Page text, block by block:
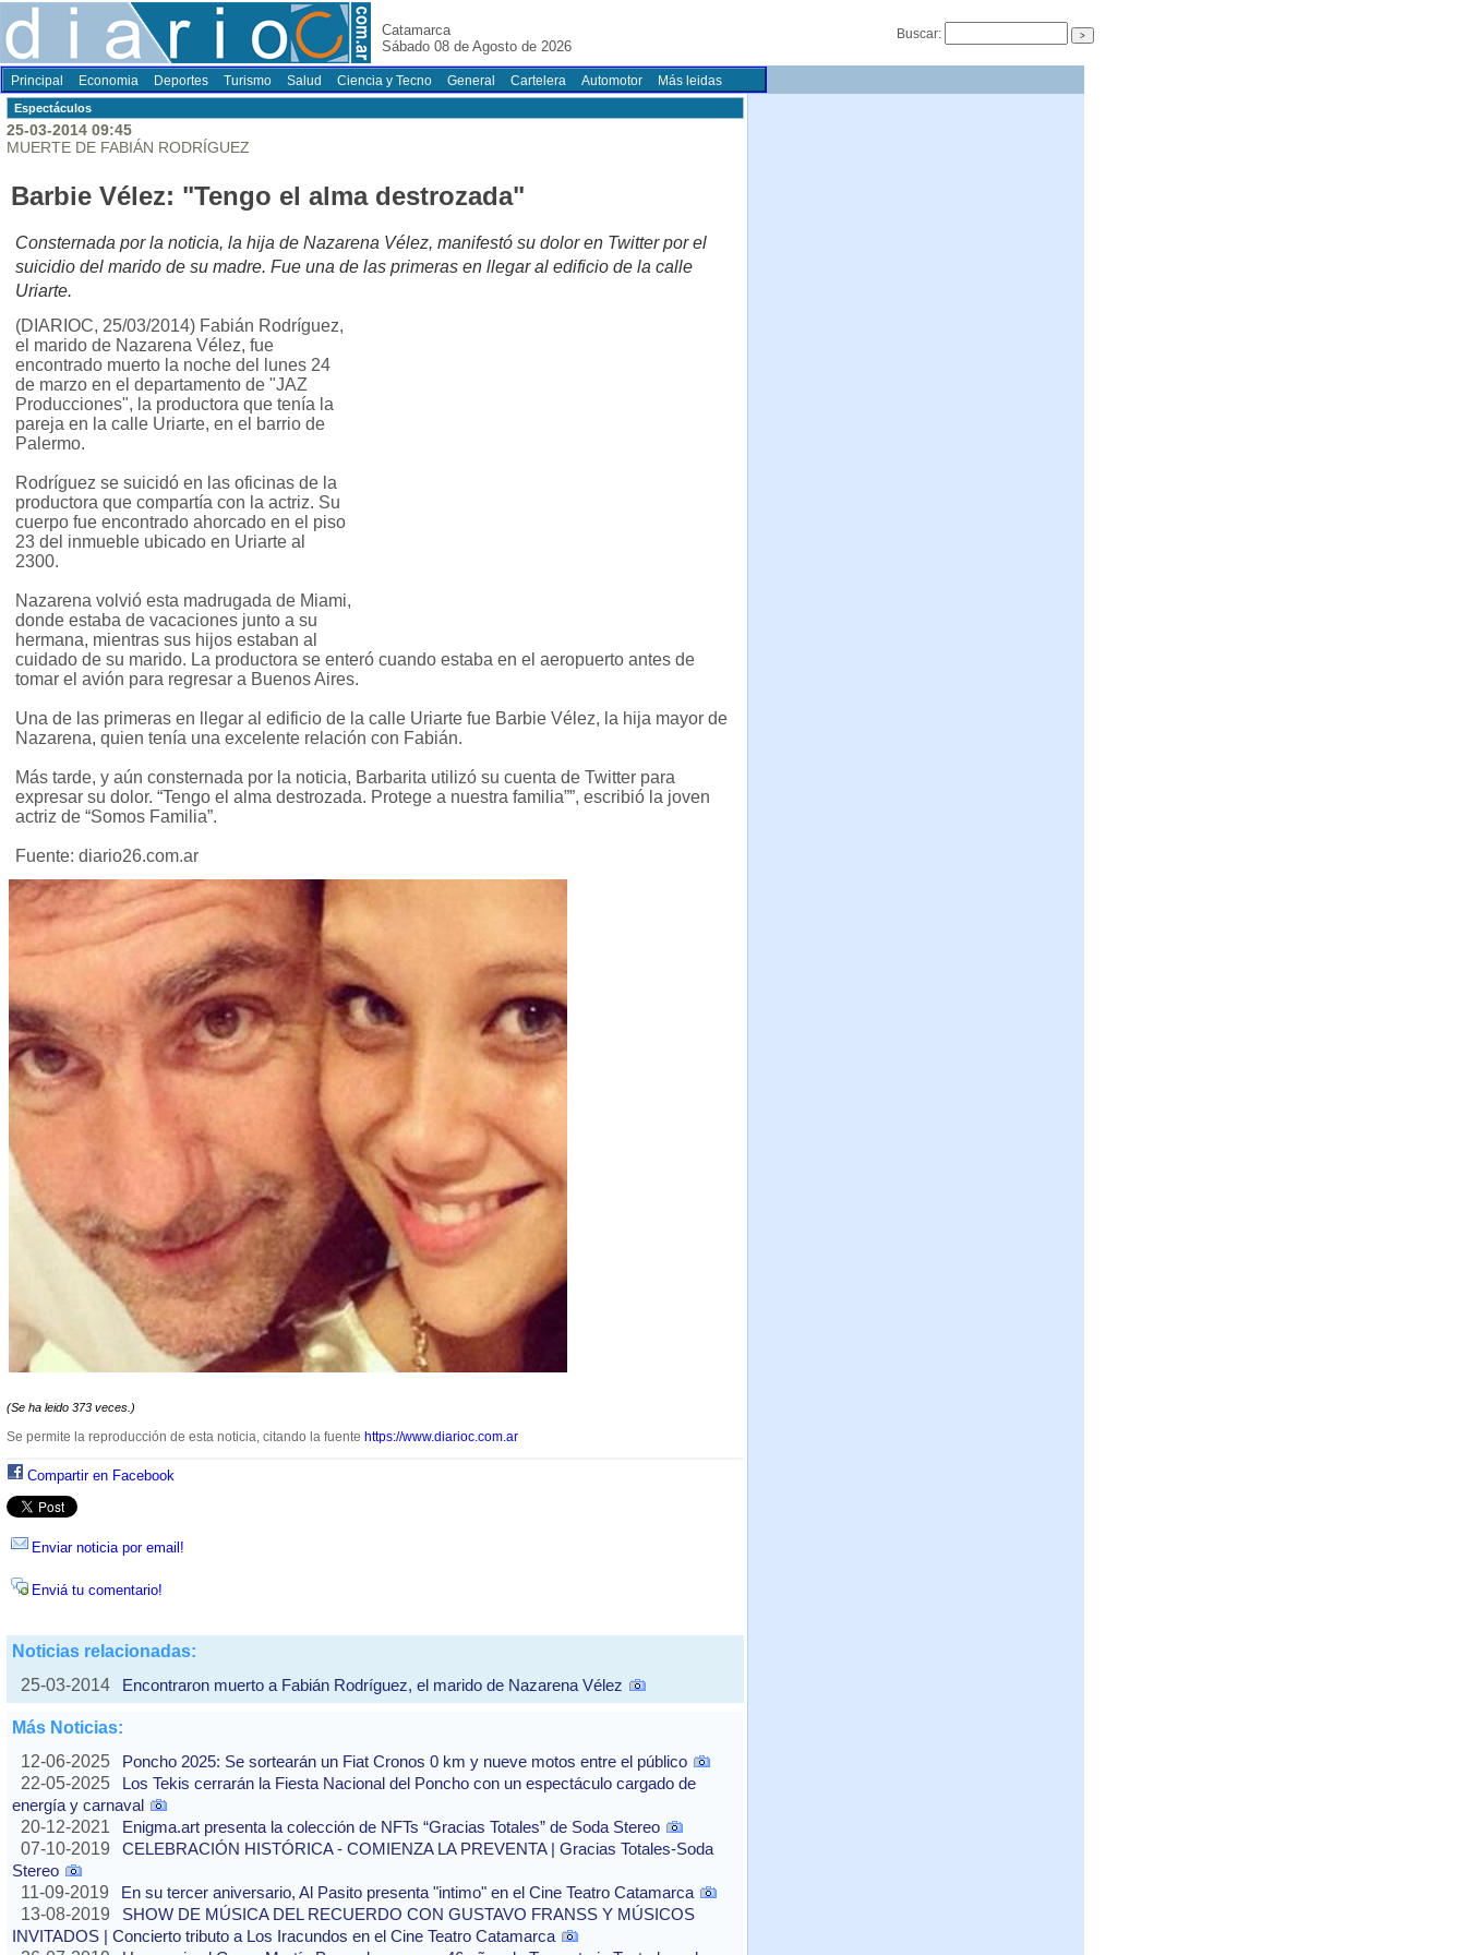
Catamarca
Sábado 08 de Agosto de 2026
Buscar:
Principal Economia Deportes Turismo Salud Ciencia y Tecno General Cartelera Automotor Más leidas
Espectáculos
25-03-2014 09:45
MUERTE DE FABIÁN RODRÍGUEZ
Barbie Vélez: "Tengo el alma destrozada"
Consternada por la noticia, la hija de Nazarena Vélez, manifestó su dolor en Twitter por el
suicidio del marido de su madre. Fue una de las primeras en llegar al edificio de la calle
Uriarte.
(DIARIOC, 25/03/2014) Fabián Rodríguez,
el marido de Nazarena Vélez, fue
encontrado muerto la noche del lunes 24
de marzo en el departamento de "JAZ
Producciones", la productora que tenía la
pareja en la calle Uriarte, en el barrio de
Palermo.
Rodríguez se suicidó en las oficinas de la
productora que compartía con la actriz. Su
cuerpo fue encontrado ahorcado en el piso
23 del inmueble ubicado en Uriarte al
2300.
Nazarena volvió esta madrugada de Miami,
donde estaba de vacaciones junto a su
hermana, mientras sus hijos estaban al
cuidado de su marido. La productora se enteró cuando estaba en el aeropuerto antes de
tomar el avión para regresar a Buenos Aires.
Una de las primeras en llegar al edificio de la calle Uriarte fue Barbie Vélez, la hija mayor de
Nazarena, quien tenía una excelente relación con Fabián.
Más tarde, y aún consternada por la noticia, Barbarita utilizó su cuenta de Twitter para
expresar su dolor. “Tengo el alma destrozada. Protege a nuestra familia””, escribió la joven
actriz de “Somos Familia”.
Fuente: diario26.com.ar
(Se ha leido 373 veces.)
Se permite la reproducción de esta noticia, citando la fuente https://www.diarioc.com.ar
Compartir en Facebook
Enviar noticia por email!
Enviá tu comentario!
Noticias relacionadas:
25-03-2014
Encontraron muerto a Fabián Rodríguez, el marido de Nazarena Vélez
Más Noticias:
12-06-2025
Poncho 2025: Se sortearán un Fiat Cronos 0 km y nueve motos entre el público
22-05-2025
Los Tekis cerrarán la Fiesta Nacional del Poncho con un espectáculo cargado de
energía y carnaval
20-12-2021
Enigma.art presenta la colección de NFTs “Gracias Totales” de Soda Stereo
07-10-2019
CELEBRACIÓN HISTÓRICA - COMIENZA LA PREVENTA | Gracias Totales-Soda
Stereo
11-09-2019
En su tercer aniversario, Al Pasito presenta "intimo" en el Cine Teatro Catamarca
13-08-2019
SHOW DE MÚSICA DEL RECUERDO CON GUSTAVO FRANSS Y MÚSICOS
INVITADOS | Concierto tributo a Los Iracundos en el Cine Teatro Catamarca